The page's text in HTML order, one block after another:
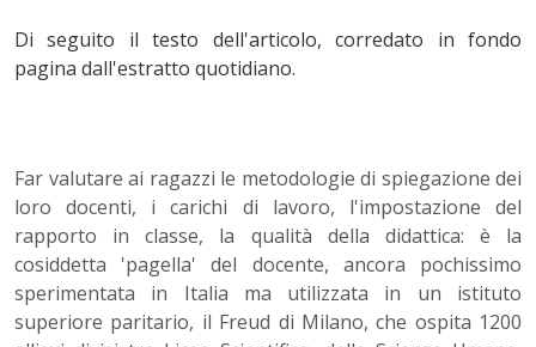
Di seguito il testo dell'articolo, corredato in fondo
pagina dall'estratto quotidiano.
Far valutare ai ragazzi le metodologie di spiegazione dei
loro docenti, i carichi di lavoro, l'impostazione del
rapporto in classe, la qualità della didattica: è la
cosiddetta 'pagella' del docente, ancora pochissimo
sperimentata in Italia ma utilizzata in un istituto
superiore paritario, il Freud di Milano, che ospita 1200